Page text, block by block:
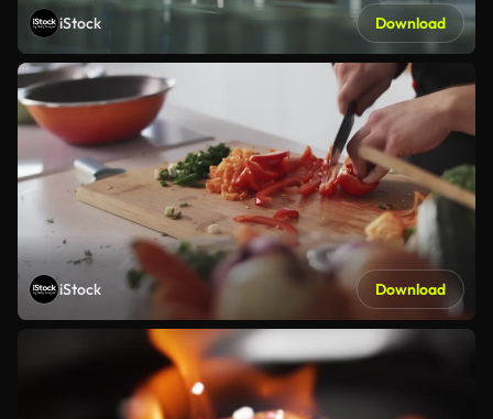
iStock Download
iStock Download